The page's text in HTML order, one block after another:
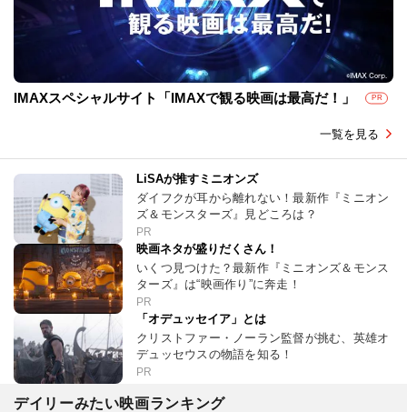
IMAXスペシャルサイト「IMAXで観る映画は最高だ！」 PR
一覧を見る
LiSAが推すミニオンズ
ダイフクが耳から離れない！最新作『ミニオン
ズ＆モンスターズ』見どころは？
PR
映画ネタが盛りだくさん！
いくつ見つけた？最新作『ミニオンズ＆モンス
ターズ』は“映画作り”に奔走！
PR
「オデュッセイア」とは
クリストファー・ノーラン監督が挑む、英雄オ
デュッセウスの物語を知る！
PR
デイリーみたい映画ランキング